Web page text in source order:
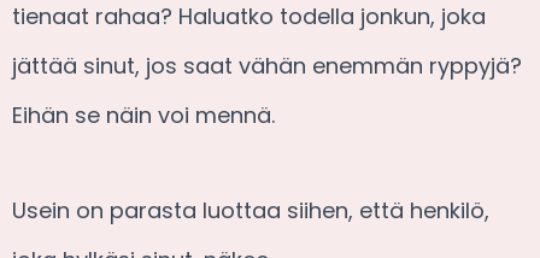
tienaat rahaa? Haluatko todella jonkun, joka
jättää sinut, jos saat vähän enemmän ryppyjä?
Eihän se näin voi mennä.
Usein on parasta luottaa siihen, että henkilö,